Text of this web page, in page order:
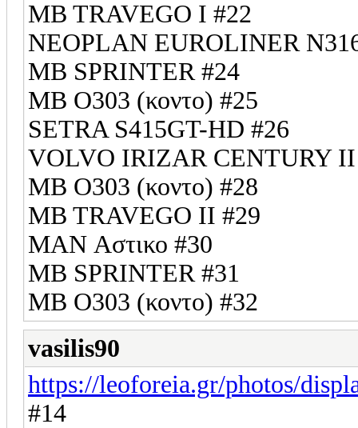
MB TRAVEGO I #22
NEOPLAN EUROLINER
MB SPRINTER #24
MB O303 (κοντο) #25
SETRA S415GT-HD #26
VOLVO IRIZAR CENTURY II
MB O303 (κοντο) #28
ΜΒ ΤRAVEGO II #29
MAN Αστικο #30
ΜΒ SPRINTER #31
MB O303 (κοντο) #32
vasilis90
https://leoforeia.gr/photos/
#14